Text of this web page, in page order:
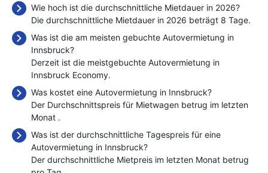
Wie hoch ist die durchschnittliche Mietdauer in 2026?
Die durchschnittliche Mietdauer in 2026 beträgt 8 Tage.
Was ist die am meisten gebuchte Autovermietung in
Innsbruck?
Derzeit ist die meistgebuchte Autovermietung in
Innsbruck Economy.
Was kostet eine Autovermietung in Innsbruck?
Der Durchschnittspreis für Mietwagen betrug im letzten
Monat .
Was ist der durchschnittliche Tagespreis für eine
Autovermietung in Innsbruck?
Der durchschnittliche Mietpreis im letzten Monat betrug